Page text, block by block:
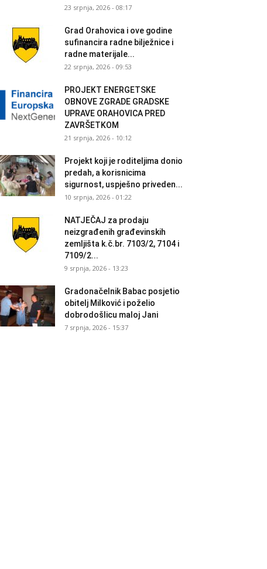
23 srpnja, 2026 - 08:17
Grad Orahovica i ove godine
sufinancira radne bilježnice i
radne materijale...
22 srpnja, 2026 - 09:53
PROJEKT ENERGETSKE
OBNOVE ZGRADE GRADSKE
UPRAVE ORAHOVICA PRED
ZAVRŠETKOM
21 srpnja, 2026 - 10:12
Projekt koji je roditeljima donio
predah, a korisnicima
sigurnost, uspješno priveden...
10 srpnja, 2026 - 01:22
NATJEČAJ za prodaju
neizgrađenih građevinskih
zemljišta k.č.br. 7103/2, 7104 i
7109/2...
9 srpnja, 2026 - 13:23
Gradonačelnik Babac posjetio
obitelj Milković i poželio
dobrodošlicu maloj Jani
7 srpnja, 2026 - 15:37